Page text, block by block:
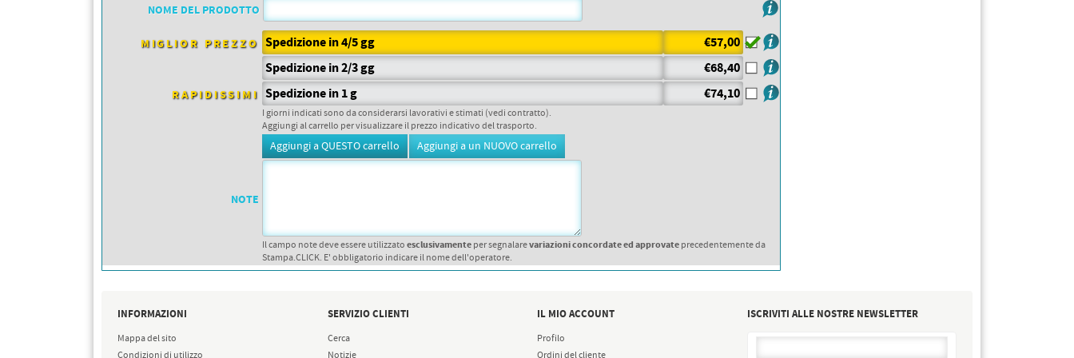
DORSALI TARGHE
NOME DEL PRODOTTO
MIGLIOR PREZZO Spedizione in 4/5 gg
€57,00
Spedizione in 2/3 gg
€68,40
RAPIDISSIMI Spedizione in 1 g €74,10
I giorni indicati sono da considerarsi lavorativi e stimati (vedi contratto).
Aggiungi al carrello per visualizzare il prezzo indicativo del trasporto.
NOTE
Il campo note deve essere utilizzatoesclusivamenteper segnalarevariazioni concordate ed approvateprecedentemente da
Stampa.CLICK. E' obbligatorio indicare il nome dell'operatore.
INFORMAZIONI
Mappa del sito
SERVIZIO CLIENTI
Cerca
IL MIO ACCOUNT
Profilo
ISCRIVITI ALLE NOSTRE NEWSLETTER